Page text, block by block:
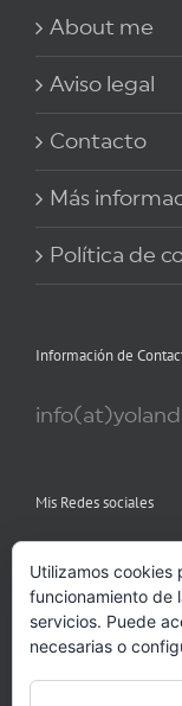
About me
Aviso legal
Contacto
Más
Política de
Información de
Mis Redes sociales
Utilizamos cookies
funcionamiento de
servicios. Puede
necesarias o